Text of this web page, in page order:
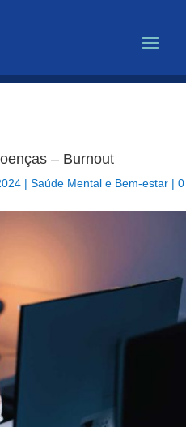
– Burnout
| Saúde Mental e Bem-estar | 0